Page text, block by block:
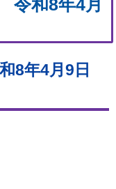
令和8年4月
8年4月9 日